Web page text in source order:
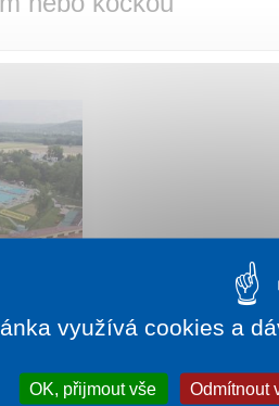
nachází na
využívá cookies a
OK, přijmout vše Odmítnout